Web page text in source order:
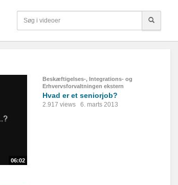
06:02
Beskæftigelses-, Integrations- og
Erhvervsforvaltningen ekstern
Hvad er et seniorjob?
2.917 views 6. marts 2013